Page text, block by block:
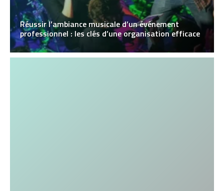
Réussir l’ambiance musicale d’un événement
professionnel : les clés d’une organisation efficace